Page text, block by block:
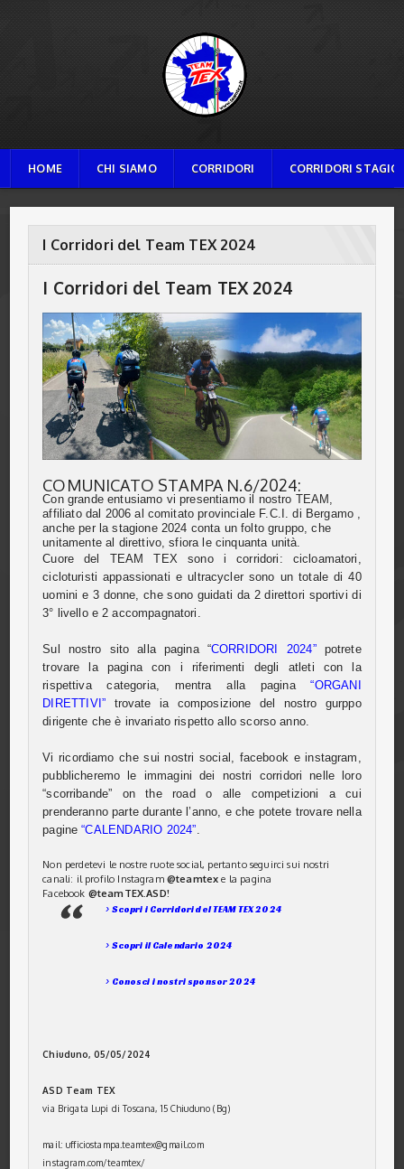
TEAM TEX
HOME CHI SIAMO CORRIDORI CORRIDORI
I Corridori del Team TEX 2024
I Corridori del Team TEX 2024
COMUNICATO STAMPA N.6/2024:
Con grande entusiamo vi presentiamo il nostro TEAM,
affiliato dal 2006 al comitato provinciale F.C.I. di Bergamo ,
anche per la stagione 2024 conta un folto gruppo, che
unitamente al direttivo, sfiora le cinquanta unità.
Cuore del TEAM TEX sono i corridori: cicloamatori,
cicloturisti appassionati e ultracycler sono un totale di 40
uomini e 3 donne, che sono guidati da 2 direttori sportivi di
3° livello e 2 accompagnatori.
Sul nostro sito alla pagina “CORRIDORI 2024”potrete
trovare la pagina con i riferimenti degli atleti con la
rispettiva categoria, mentra alla pagina“ORGANI
DIRETTIVI” trovate ia composizione del nostro gurppo
dirigente che è invariato rispetto allo scorso anno.
Vi ricordiamo che sui nostri social, facebook e instagram,
pubblicheremo le immagini dei nostri corridori nelle loro
“scorribande” on the road o alle competizioni a cui
prenderanno parte durante l’anno, e che potete trovare nella
pagine“CALENDARIO 2024”
Non perdetevi le nostre ruote social, pertanto seguirci sui nostri
canali: il profilo Instagram @teamtex e la pagina
Facebook @teamTEX.ASD!
> Scopri i Corridori del TEAM TEX 2024
> Scopri il Calendario 2024
> Conosci i nostri sponsor 2024
Chiuduno, 05/05/2024
ASD Team TEX
via Brigata Lupi di Toscana, 15 Chiuduno (Bg)
mail: ufficiostampa.teamtex@gmail.com
instagram.com/teamtex/